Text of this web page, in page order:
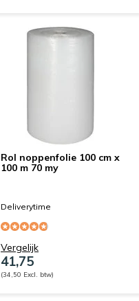
Rol noppenfolie 100 cm x
100 m 70 my
Deliverytime
Vergelijk
41,75
(34,50 Excl. btw)